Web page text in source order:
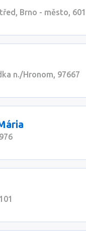
Brno - město,
n./Hronom, 97667